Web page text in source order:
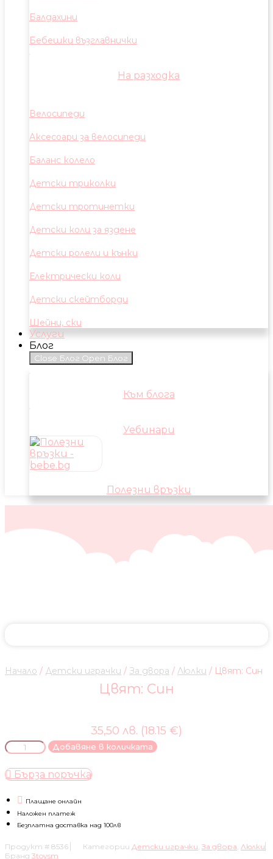
Балдахини
Бебешки възглавнички
На разходка
Велосипеди
Аксесоари за велосипеди
Баланс колело
Детски триколки
Детски тротинетки
Детски коли за яздене
Детски ролели и кънки
Електрически коли
Детски скейтборди
Шейни, ски
Услуги
Блог
Close Блог Open Блог
Към блога
Уебинари
Полезни връзки
Начало / Детски играчки / За двора / Люлки / Цвят: Син
Цвят: Син
35,50 лв. (18.15 €)
количество
за
Цвят:
Син
Добавяне в количката
Бърза поръчка
Плащане онлайн
Наложен платеж
Безплатна доставка над 100лв
Продукт # 8536 Категории Детски играчки, За двора, Люлки
Бранд 3toysm